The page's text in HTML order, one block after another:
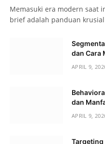
Memasuki era modern saat
brief adalah panduan
dan Cara
APRIL 9,
dan
APRIL 9,
Targeting